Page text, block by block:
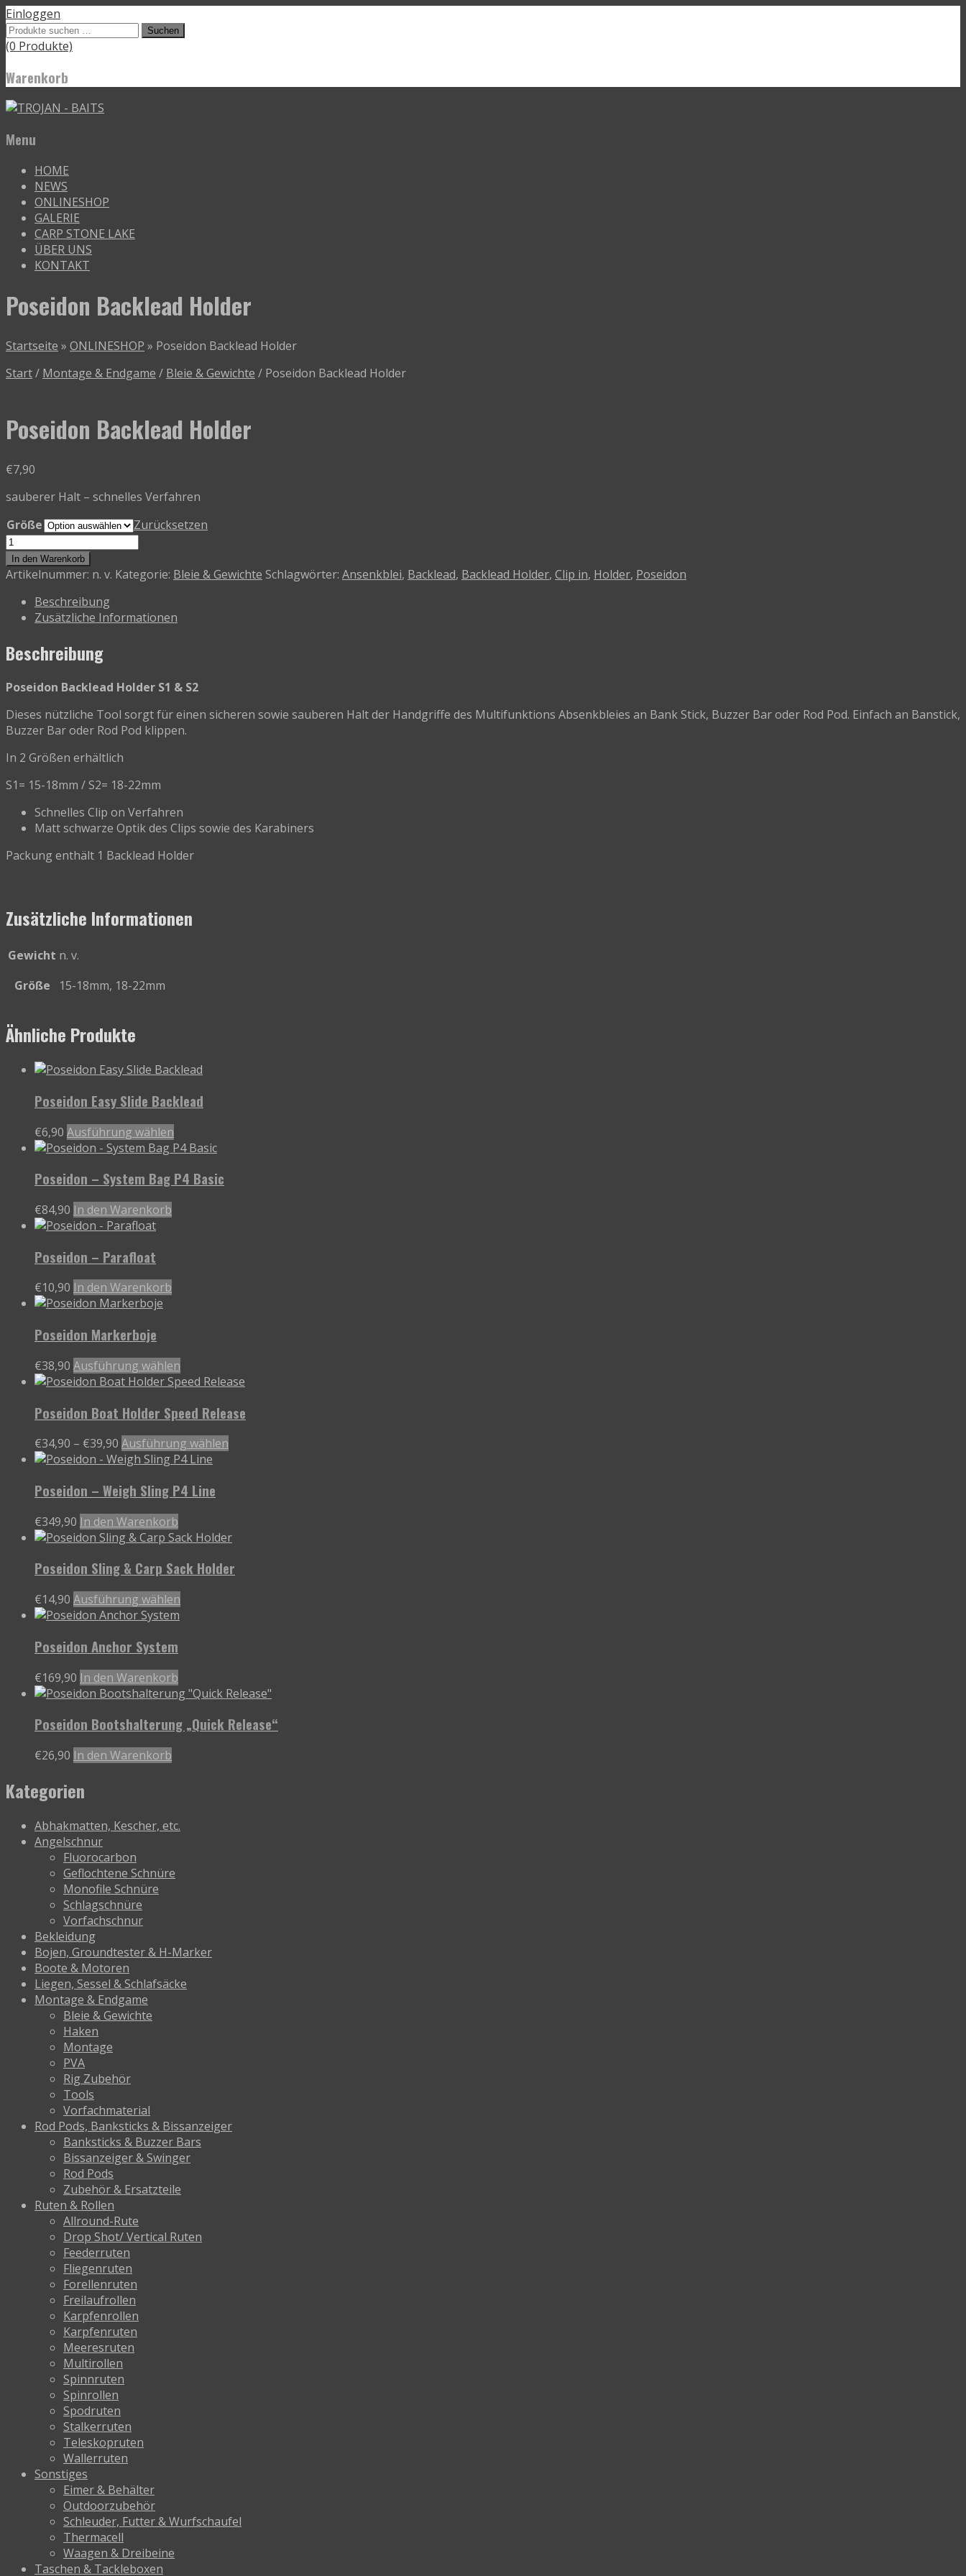
Einloggen
Suchen
nach:
Suchen
(0 Produkte)
Warenkorb
Menu
Skip
content
HOME
NEWS
ONLINESHOP
GALERIE
CARP STONE LAKE
ÜBER UNS
KONTAKT
Poseidon Backlead Holder
Startseite » ONLINESHOP » Poseidon Backlead Holder
Start/ Montage & Endgame / Bleie & Gewichte / Poseidon Backlead Holder
Poseidon Backlead Holder
€7,90
sauberer Halt – schnelles Verfahren
Größe
Zurücksetzen
Poseidon
Backlead
Holder
In den Warenkorb
Artikelnummer: n. v. Kategorie: Bleie & Gewichte Schlagwörter: Ansenkblei, Backlead, Backlead Holder, Clip in, Holder, Poseidon
Beschreibung
Zusätzliche Informationen
Beschreibung
Poseidon Backlead Holder S1 & S2
Dieses nützliche Tool sorgt für einen sicheren sowie sauberen Halt der Handgriffe des Multifunktions Absenkbleies an Bank Stick, Buzzer Bar oder Rod Pod. Einfach an Banstick,
Buzzer Bar oder Rod Pod klippen.
In 2 Größen erhältlich
S1= 15-18mm / S2= 18-22mm
Schnelles Clip on Verfahren
Matt schwarze Optik des Clips sowie des Karabiners
Packung enthält 1 Backlead Holder
Zusätzliche Informationen
Gewicht n. v.
Größe
15-18mm, 18-22mm
Ähnliche Produkte
Poseidon Easy Slide Backlead
€6,90 Ausführung wählen
Produkt
mehrere
Poseidon – System Bag P4 Basic
€84,90 In den Warenkorb
Poseidon – Parafloat
€10,90 In den Warenkorb
Poseidon Markerboje
€38,90 Ausführung wählen
Produkt
mehrere
auf.
Die
können
Produktseite
werden
Poseidon Boat Holder Speed Release
€34,90 – €39,90 Preisspanne:
€34,90
€39,90
Ausführung wählen
Die
können
Poseidon – Weigh Sling P4 Line
€349,90 In den Warenkorb
Poseidon Sling & Carp Sack Holder
€14,90 Ausführung wählen
Die
können
Poseidon Anchor System
€169,90 In den Warenkorb
Poseidon Bootshalterung „Quick Release“
€26,90 In den Warenkorb
Kategorien
Abhakmatten, Kescher, etc.
Angelschnur
Fluorocarbon
Geflochtene Schnüre
Monofile Schnüre
Schlagschnüre
Vorfachschnur
Bekleidung
Bojen, Groundtester & H-Marker
Boote & Motoren
Liegen, Sessel & Schlafsäcke
Montage & Endgame
Bleie & Gewichte
Haken
Montage
PVA
Rig Zubehör
Tools
Vorfachmaterial
Rod Pods, Banksticks & Bissanzeiger
Banksticks & Buzzer Bars
Bissanzeiger & Swinger
Rod Pods
Zubehör & Ersatzteile
Ruten & Rollen
Allround-Rute
Drop Shot/ Vertical Ruten
Feederruten
Fliegenruten
Forellenruten
Freilaufrollen
Karpfenrollen
Karpfenruten
Meeresruten
Multirollen
Spinnruten
Spinrollen
Spodruten
Stalkerruten
Teleskopruten
Wallerruten
Sonstiges
Eimer & Behälter
Outdoorzubehör
Schleuder, Futter & Wurfschaufel
Thermacell
Waagen & Dreibeine
Taschen & Tackleboxen